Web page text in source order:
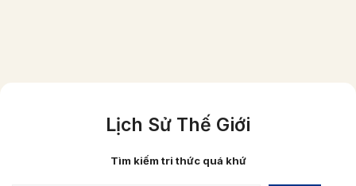
Lịch Sử Thế Giới
Tìm kiếm tri thức quá khứ